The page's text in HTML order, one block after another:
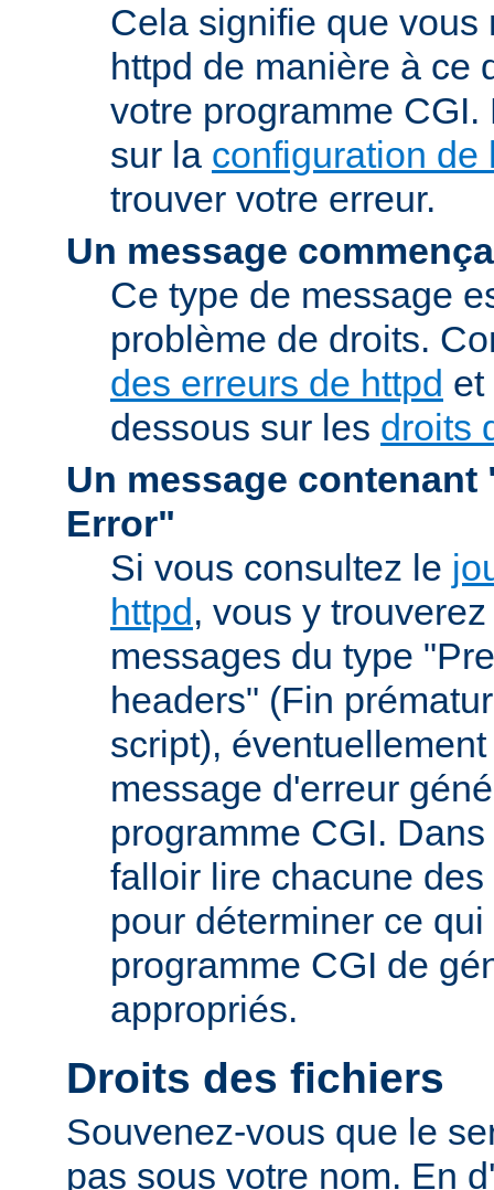
Cela signifie que vous
httpd de manière à ce
votre programme
sur la configuration de
trouver votre erreur.
Un message
Ce type de message
problème de droits.
des erreurs de httpd et
dessous sur les droits
Un message contenant
Error"
Si vous consultez le
httpd, vous y
messages du type
headers" (Fin
script),
message d'erreur
programme CGI.
falloir lire chacune
pour déterminer ce
programme CGI de
appropriés.
Droits des fichiers
Souvenez-vous que le
pas sous votre nom. En